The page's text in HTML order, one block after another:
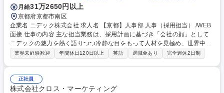
月給31万2650円以上
京都府京都市南区
企業名 ニデック株式会社 求人名 【京都】人事部 人事（採用担当） /WEB
面接 仕事の内容 主な担当業務は、採用計画に基づき「会社の顔」として
ニデックの魅力を熱く語りつつ冷静な目をもって人材を見極め、世界中か
ら「情熱・熱意・執念」を持った人材と事業における業務とマッチングす
ンシップの企画・運営補助）(50%) ・中途採用業務全般（部門との要件定
義、エージェント・媒体管理、ダイレクトリクルーティング、面接調整・
業界未経験歓迎 年間休日120日以上 英語 退職金あり 完全週休2日制
正社員
株式会社クロス・マーケティング